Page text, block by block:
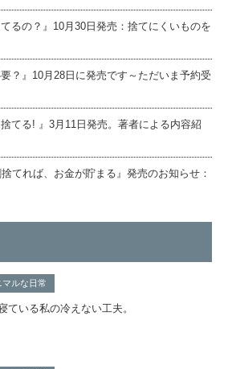
てるの？』10月30日発売：捨てにくいものを
？』10月28日に発売です～ただいま予約受
てる! 』3月11日発売。著者による内容紹
てれば、お金が貯まる』発売のお知らせ：
マルな日常
ている私の冷えない工夫。